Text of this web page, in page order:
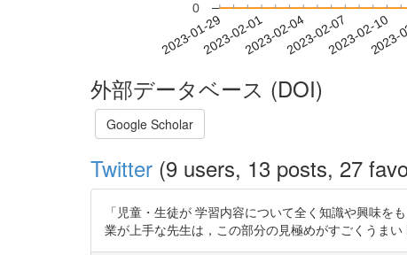
2023-01-292023-02-012023-02-042023-02-072023-02-10
0
外部データベース (DOI)
Google Scholar
Twitter (9 users, 13 posts, 27
「児童・生徒が 学習内容について全く知識や興味
業が上手な先生は，この部分の見極めがすごくうま